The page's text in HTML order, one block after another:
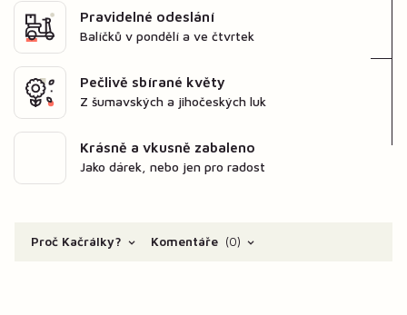
Pravidelné odeslání
Balíčků v pondělí a ve čtvrtek
Pečlivě sbírané květy
Z šumavských a jihočeských luk
Krásně a vkusně zabaleno
Jako dárek, nebo jen pro radost
Proč Kačrálky? Komentáře 0